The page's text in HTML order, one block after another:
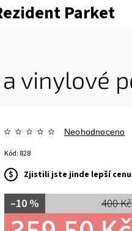
Parket
vinylové
Neohodnoceno
400 Kč
–10 %
$ Zjistili jste jinde lepší
Kód: 828